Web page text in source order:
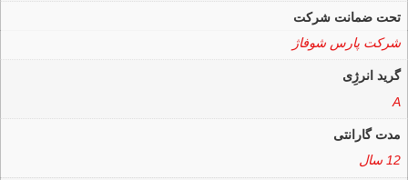
تحت ضمانت شرکت
شرکت پارس شوفاژ
گرید انرژِی
A
مدت گارانتی
12 سال